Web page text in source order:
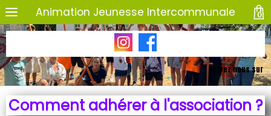
Animation Jeunesse Intercommunale
Suivez nous sur
Comment adhérer à l'association ?
0